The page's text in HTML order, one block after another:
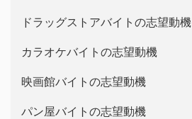
ドラッグストアバイトの志望動機
カラオケバイトの志望動機
映画館バイトの志望動機
パン屋バイトの志望動機